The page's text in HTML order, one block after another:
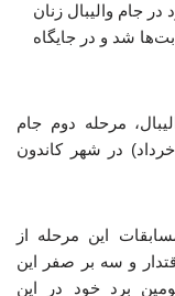
در جام والیبال زنان
شد و در جایگاه
مرحله دوم جام
والیبال زنان آسیا از روز گذشته (شنبه ۲۳ خرداد) در شهر کاندون
این مرحله از
اقتدار و سه بر صفر این
برد خود در این